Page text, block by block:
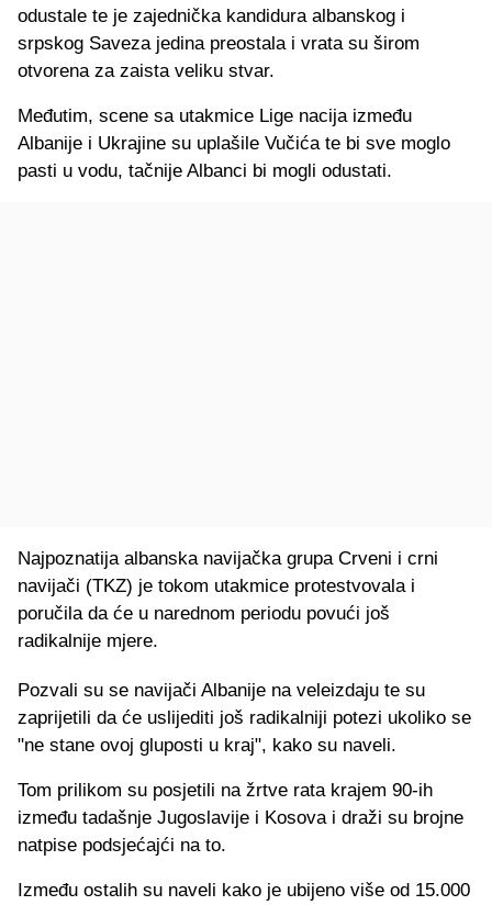
odustale te je zajednička kandidura albanskog i
srpskog Saveza jedina preostala i vrata su širom
otvorena za zaista veliku stvar.
Međutim, scene sa utakmice Lige nacija između
Albanije i Ukrajine su uplašile Vučića te bi sve moglo
pasti u vodu, tačnije Albanci bi mogli odustati.
Najpoznatija albanska navijačka grupa Crveni i crni
navijači (TKZ) je tokom utakmice protestvovala i
poručila da će u narednom periodu povući još
radikalnije mjere.
Pozvali su se navijači Albanije na veleizdaju te su
zaprijetili da će uslijediti još radikalniji potezi ukoliko se
"ne stane ovoj gluposti u kraj", kako su naveli.
Tom prilikom su posjetili na žrtve rata krajem 90-ih
između tadašnje Jugoslavije i Kosova i draži su brojne
natpise podsjećajći na to.
Između ostalih su naveli kako je ubijeno više od 15.000